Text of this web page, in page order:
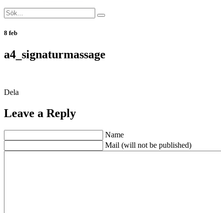
8 feb
a4_signaturmassage
Dela
Leave a Reply
Name
Mail (will not be published)